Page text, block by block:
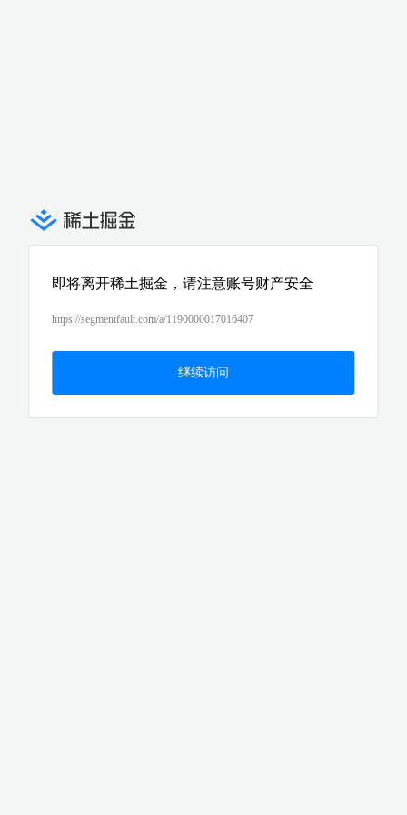
即将离开稀土掘金，请注意账号财产安全
https://segmentfault.com/a/1190000017016407
继续访问